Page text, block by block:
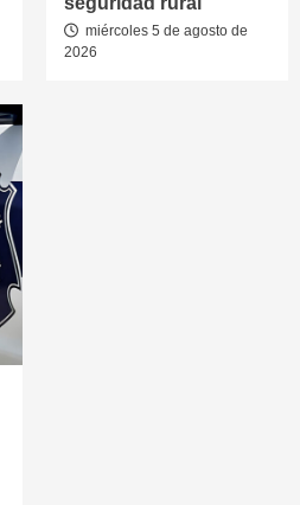
miércoles 5 de agosto de
2026